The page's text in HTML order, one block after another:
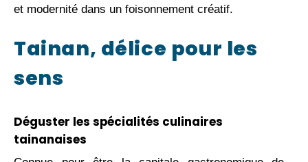
et modernité dans un foisonnement créatif.
Tainan, délice pour les
sens
Déguster les spécialités culinaires
tainanaises